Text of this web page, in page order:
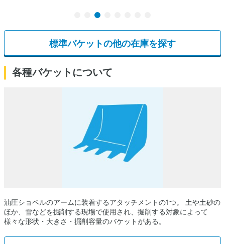
標準バケットの他の在庫を探す
各種バケットについて
油圧ショベルのアームに装着するアタッチメントの1つ。 土や土砂の
ほか、雪などを掘削する現場で使用され、掘削する対象によって
様々な形状・大きさ・掘削容量のバケットがある。